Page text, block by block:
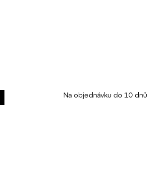
Na objednávku do 10 dnů